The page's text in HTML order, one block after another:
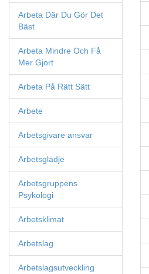
Arbeta Där Du Gör Det
Bäst
Arbeta Mindre Och Få
Mer Gjort
Arbeta På Rätt Sätt
Arbete
Arbetsgivare ansvar
Arbetsglädje
Arbetsgruppens
Psykologi
Arbetsklimat
Arbetslag
Arbetslagsutveckling